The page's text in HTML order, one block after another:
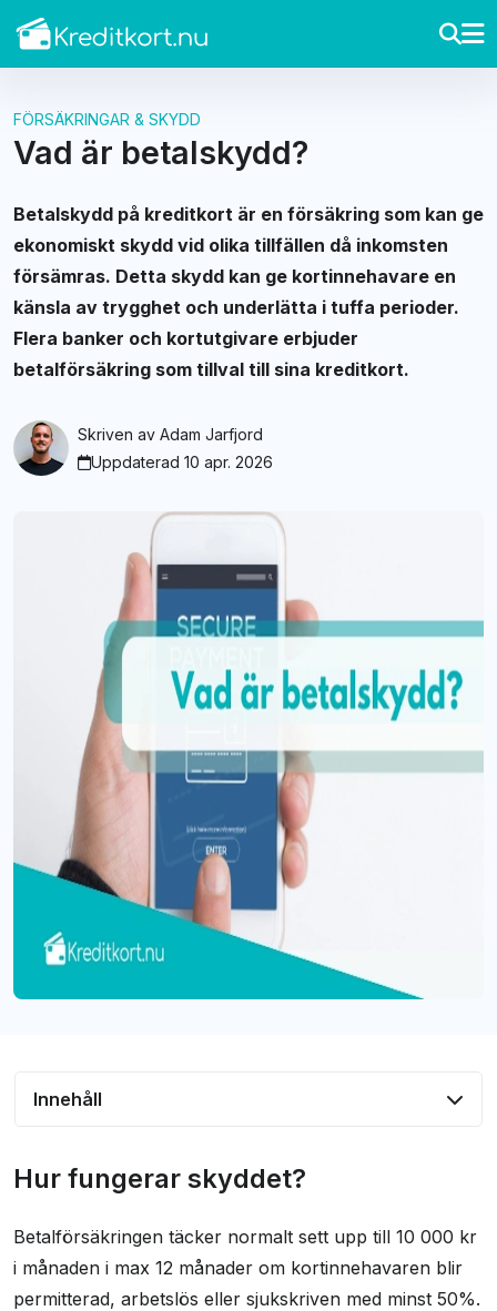
FÖRSÄKRINGAR & SKYDD
Vad är betalskydd?
Betalskydd på kreditkort är en försäkring som kan ge
ekonomiskt skydd vid olika tillfällen då inkomsten
försämras. Detta skydd kan ge kortinnehavare en
känsla av trygghet och underlätta i tuffa perioder.
Flera banker och kortutgivare erbjuder
betalförsäkring som tillval till sina kreditkort.
Skriven av Adam Jarfjord
Uppdaterad 10 apr. 2026
Innehåll
Fördelar med att ha betalskydd
Villkor för betalskyddsförsäkringen
Kostnad för betalskydd
Hur fungerar skyddet?
Betalförsäkringen täcker normalt sett upp till 10 000 kr
i månaden i max 12 månader om kortinnehavaren blir
permitterad, arbetslös eller sjukskriven med minst 50%.